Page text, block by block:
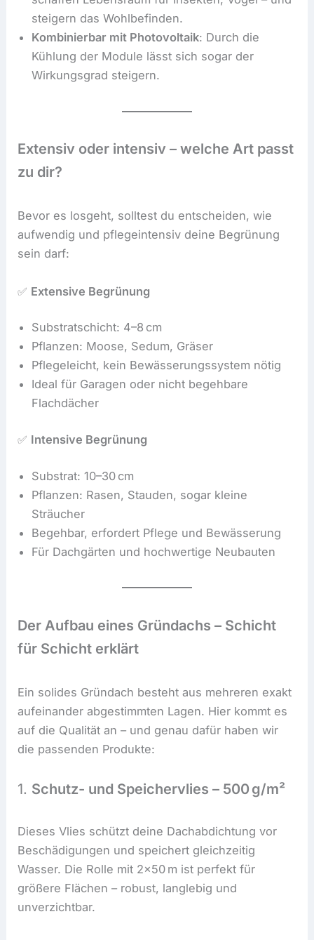
steigern das Wohlbefinden.
Kombinierbar mit Photovoltaik: Durch die
Kühlung der Module lässt sich sogar der
Wirkungsgrad steigern.
Extensiv oder intensiv – welche Art passt
zu dir?
Bevor es losgeht, solltest du entscheiden, wie
aufwendig und pflegeintensiv deine Begrünung
sein darf:
✅ Extensive Begrünung
Substratschicht: 4–8 cm
Pflanzen: Moose, Sedum, Gräser
Pflegeleicht, kein Bewässerungssystem nötig
Ideal für Garagen oder nicht begehbare
Flachdächer
✅ Intensive Begrünung
Substrat: 10–30 cm
Pflanzen: Rasen, Stauden, sogar kleine
Sträucher
Begehbar, erfordert Pflege und Bewässerung
Für Dachgärten und hochwertige Neubauten
Der Aufbau eines Gründachs – Schicht
für Schicht erklärt
Ein solides Gründach besteht aus mehreren exakt
aufeinander abgestimmten Lagen. Hier kommt es
auf die Qualität an – und genau dafür haben wir
die passenden Produkte:
1. Schutz- und Speichervlies – 500 g/m²
Dieses Vlies schützt deine Dachabdichtung vor
Beschädigungen und speichert gleichzeitig
Wasser. Die Rolle mit 2×50 m ist perfekt für
größere Flächen – robust, langlebig und
unverzichtbar.